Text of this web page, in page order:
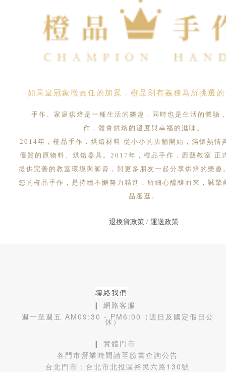
如果皇冠象徵責任的加冕，橙品則有義務為所挑選
手作、家庭烘焙是一種生活的樂趣，同時也是生活的體驗
作，體會烘焙的溫度與幸福的滋味。
2014年，橙品手作．烘焙材料 從小小的店舖開始，滿懷熱情
優質的原物料、烘焙器具。2017年，橙品手作．廚藝教室 正
提供完善的教室環境與師資，與更多朋友一起分享烘焙的樂趣
您的橙品手作，是持續不懈努力精進，所細心醞釀而來，誠摯
品逛逛。
退換貨政策/ 運送政策
聯絡我們
❙ 網路客服
週一至週五 AM09:30 - PM6:00（週日及國定假日公
休）
❙ 實體門市
各門市營業時間請至臉書查詢公告
台北門市： 台北市北投區裕民六路130號